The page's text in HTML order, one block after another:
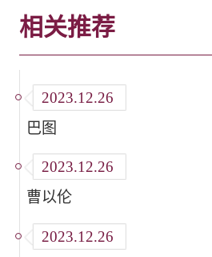
相关推荐
2023.12.26
巴图
2023.12.26
曹以伦
2023.12.26